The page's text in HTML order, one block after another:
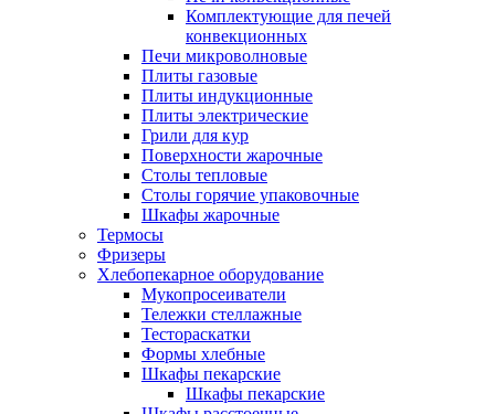
Комплектующие для печей
конвекционных
Печи микроволновые
Плиты газовые
Плиты индукционные
Плиты электрические
Грили для кур
Поверхности жарочные
Столы тепловые
Столы горячие упаковочные
Шкафы жарочные
Термосы
Фризеры
Хлебопекарное оборудование
Мукопросеиватели
Тележки стеллажные
Тестораскатки
Формы хлебные
Шкафы пекарские
Шкафы пекарские